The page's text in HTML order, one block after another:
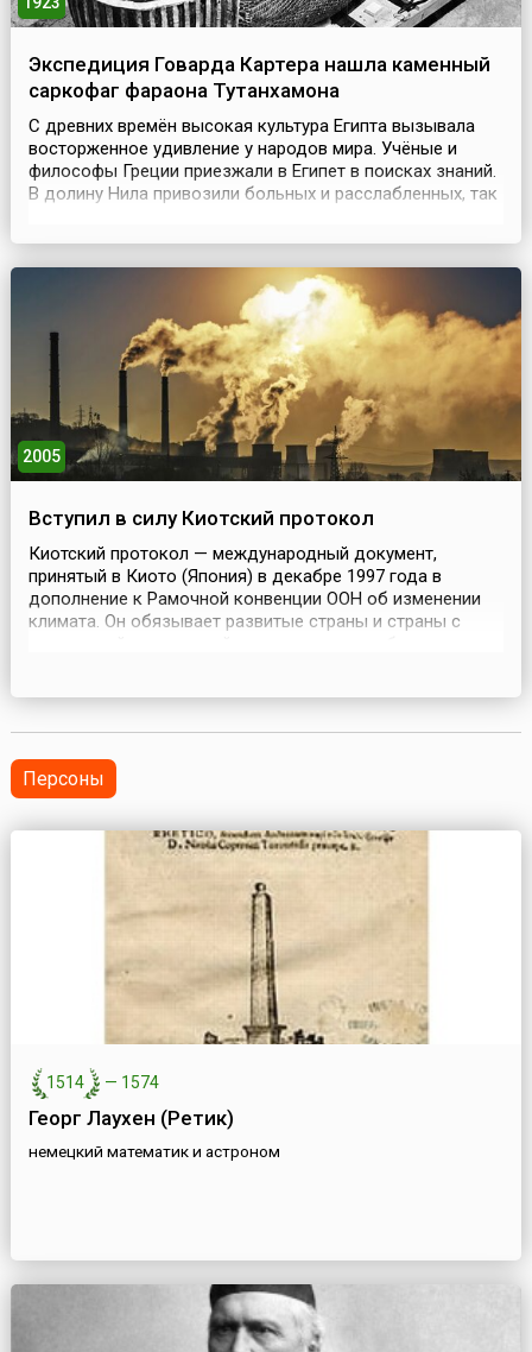
Экспедиция Говарда Картера нашла каменный
саркофаг фараона Тутанхамона
С древних времён высокая культура Египта вызывала
восторженное удивление у народов мира. Учёные и
философы Греции приезжали в Египет в поисках знаний.
В долину Нила привозили больных и расслабленных, так
человеческих недугов. Но прежде Египет – страна
памятниками искусства. Погребения, как за...
2005
Вступил в силу Киотский протокол
Киотский протокол — международный документ,
принятый в Киото (Япония) в декабре 1997 года в
дополнение к Рамочной конвенции ООН об изменении
климата. Он обязывает развитые страны и страны с
1999 года....
Персоны
1514 — 1574
Георг Лаухен (Ретик)
немецкий математик и астроном